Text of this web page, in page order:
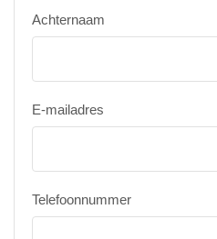
Achternaam
E-mailadres
Telefoonnummer